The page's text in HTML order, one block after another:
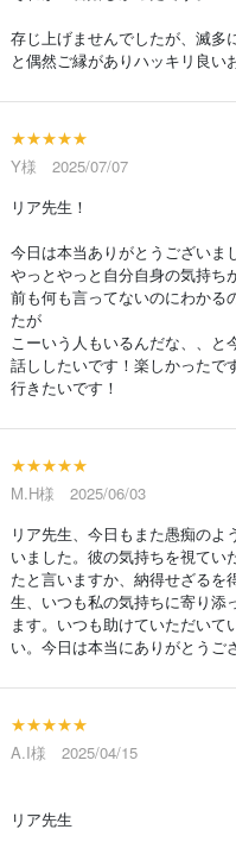
存じ上げませんでしたが、滅多
と偶然ご縁がありハッキリ良い
★★★★★
Y様 2025/07/07
リア先生！
今日は本当ありがとうございま
やっとやっと自分自身の気持ち
前も何も言ってないのにわかる
たが
こーいう人もいるんだな、、と
話ししたいです！楽しかったで
行きたいです！
★★★★★
M.H様 2025/06/03
リア先生、今日もまた愚痴の
いました。彼の気持ちを視てい
たと言いますか、納得せざるを
生、いつも私の気持ちに寄り添
ます。いつも助けていただいて
い。今日は本当にありがとうご
★★★★★
A.I様 2025/04/15
リア先生